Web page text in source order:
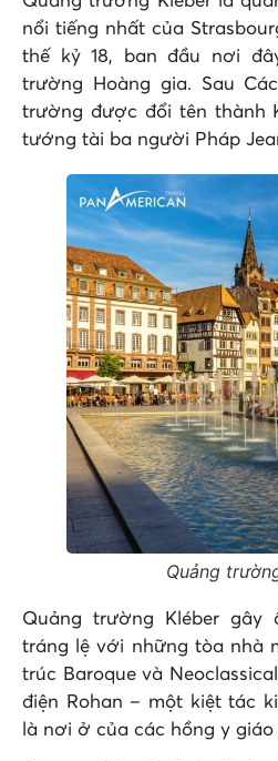
nổi tiếng nhất của
thế kỷ 18, ban đầu nơi
trường Hoàng gia. Sau
trường được đổi tên thành
tướng tài ba người Pháp
Quảng
Quảng trường Kléber
tráng lệ với những tòa nhà
trúc Baroque và
điện Rohan – một kiệt tác
là nơi ở của các hồng y giáo